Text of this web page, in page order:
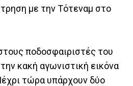
με την Τότεναμ στο
ποδοσφαιριστές του
κακή αγωνιστική εικόνα
τώρα υπάρχουν δύο